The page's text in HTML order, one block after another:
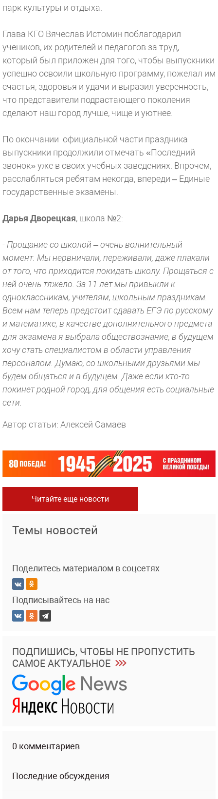
парк культуры и отдыха.
Глава КГО Вячеслав Истомин поблагодарил
учеников, их родителей и педагогов за труд,
который был приложен для того, чтобы выпускники
успешно освоили школьную программу, пожелал им
счастья, здоровья и удачи и выразил уверенность,
что представители подрастающего поколения
сделают наш город лучше, чище и уютнее.
По окончании официальной части праздника
выпускники продолжили отмечать «Последний
звонок» уже в своих учебных заведениях. Впрочем,
расслабляться ребятам некогда, впереди – Единые
государственные экзамены.
Дарья Дворецкая, школа №2:
- Прощание со школой – очень волнительный
момент. Мы нервничали, переживали, даже плакали
от того, что приходится покидать школу. Прощаться с
ней очень тяжело. За 11 лет мы привыкли к
одноклассникам, учителям, школьным праздникам.
Всем нам теперь предстоит сдавать ЕГЭ по русскому
и математике, в качестве дополнительного предмета
для экзамена я выбрала обществознание, в будущем
хочу стать специалистом в области управления
персоналом. Думаю, со школьными друзьями мы
будем общаться и в будущем. Даже если кто-то
покинет родной город, для общения есть социальные
сети.
Автор статьи: Алексей Самаев
Читайте еще новости
Темы новостей
Поделитесь материалом в соцсетях
Подписывайтесь на нас
ПОДПИШИСЬ, ЧТОБЫ НЕ ПРОПУСТИТЬ
САМОЕ АКТУАЛЬНОЕ
0 комментариев
Последние обсуждения